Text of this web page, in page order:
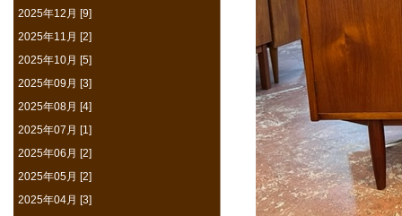
2025年12月 [9]
2025年11月 [2]
2025年10月 [5]
2025年09月 [3]
2025年08月 [4]
2025年07月 [1]
2025年06月 [2]
2025年05月 [2]
2025年04月 [3]